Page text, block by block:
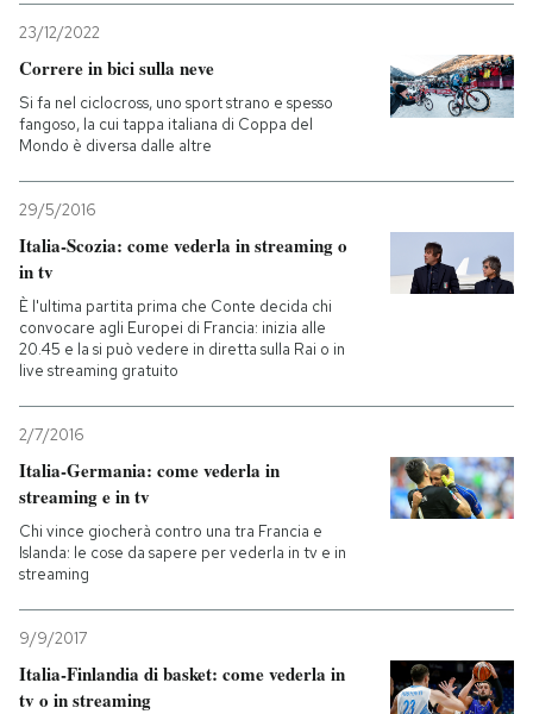
23/12/2022
Correre in bici sulla neve
Si fa nel ciclocross, uno sport strano e spesso
fangoso, la cui tappa italiana di Coppa del
Mondo è diversa dalle altre
29/5/2016
Italia-Scozia: come vederla in streaming o
in tv
È l'ultima partita prima che Conte decida chi
convocare agli Europei di Francia: inizia alle
20.45 e la si può vedere in diretta sulla Rai o in
live streaming gratuito
2/7/2016
Italia-Germania: come vederla in
streaming e in tv
Chi vince giocherà contro una tra Francia e
Islanda: le cose da sapere per vederla in tv e in
streaming
9/9/2017
Italia-Finlandia di basket: come vederla in
tv o in streaming